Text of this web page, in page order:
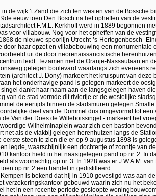
de wijk ’t Zand die zich ten westen van de Bossche
eeuw toen Den Bosch na het opheffen van de
F.M.L. Kerkhoff werd in 1889 begonnen
voor villabouw. Nog voor het opheffen van de
de nieuwe spoorlijn Utrecht-’s-Hertogenbosch-
door haar opzet en villabebouwing een monumentale
uit de door neorenaissancistische
leidt. Tezamen met de Oranje-Nassaulaan en
gelegen boulevard waarlangs zich eveneens
(architect J. Dony) markeert het kruispunt van deze
het onderhavige pand is gelegen markeert de
dankt haar naam aan de langsgelegen haven
van de stad vormde dit riviertje er de westelijke
de eertijds binnen de stadsmuren gelegen
deel van de Dommel dus omgevormd tot
Van der Does de Willeboissingel - markeert het
Wilhelminaplein waar zich een bastion
net als de vlakbij gelegen herenhuizen langs de
steen te zien die er op 9 augustus 1898 is
legde, waarschijnlijk een dochtertje of zoontje van
kantoor hield in het naastgelegen pand op nr. 2. In
als woonachtig op nr. 3. In 1928 was er J.W.A.M.
op nr. 2 een handel in gedistilleerd.
is bekend dat hij in 1910 gevestigd was aan
verzekeringskantoor gebouwd waarin zich nu het
het in een recente periode gesloopte